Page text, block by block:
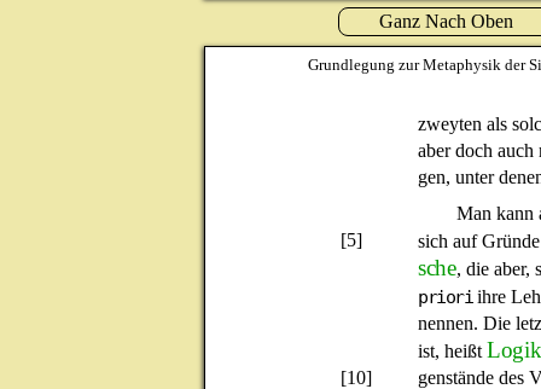
Ganz Nach Oben
Grundlegung zur Metaphysik der
zweyten als
aber doch
gen, unter
Man kann
[5]
sich auf
sche, die aber,
priori ihre
nennen. Die
ist, heißt Logik
[10]
genstände des